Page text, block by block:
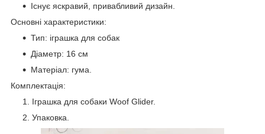
Існує яскравий, привабливий дизайн.
Основні характеристики:
Тип: іграшка для собак
Діаметр: 16 см
Матеріал: гума.
Комплектація:
Іграшка для собаки Woof Glider.
Упаковка.